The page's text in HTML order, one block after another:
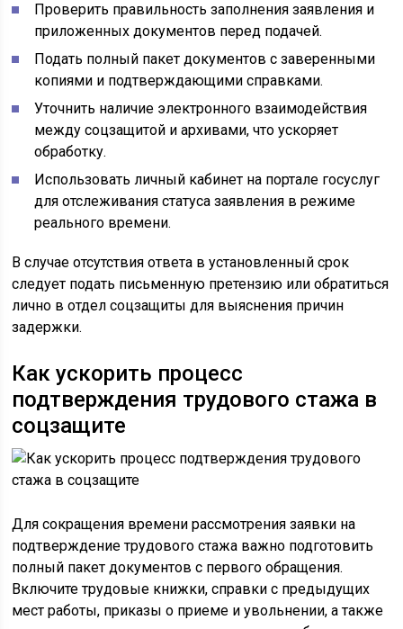
Проверить правильность заполнения заявления и
приложенных документов перед подачей.
Подать полный пакет документов с заверенными
копиями и подтверждающими справками.
Уточнить наличие электронного взаимодействия
между соцзащитой и архивами, что ускоряет
обработку.
Использовать личный кабинет на портале госуслуг
для отслеживания статуса заявления в режиме
реального времени.
В случае отсутствия ответа в установленный срок
следует подать письменную претензию или обратиться
лично в отдел соцзащиты для выяснения причин
задержки.
Как ускорить процесс
подтверждения трудового стажа в
соцзащите
Для сокращения времени рассмотрения заявки на
подтверждение трудового стажа важно подготовить
полный пакет документов с первого обращения.
Включите трудовые книжки, справки с предыдущих
мест работы, приказы о приеме и увольнении, а также